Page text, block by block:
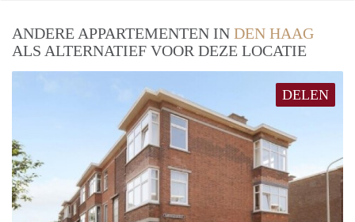
ANDERE APPARTEMENTEN IN DEN HAAG
ALS ALTERNATIEF VOOR DEZE LOCATIE
DELEN